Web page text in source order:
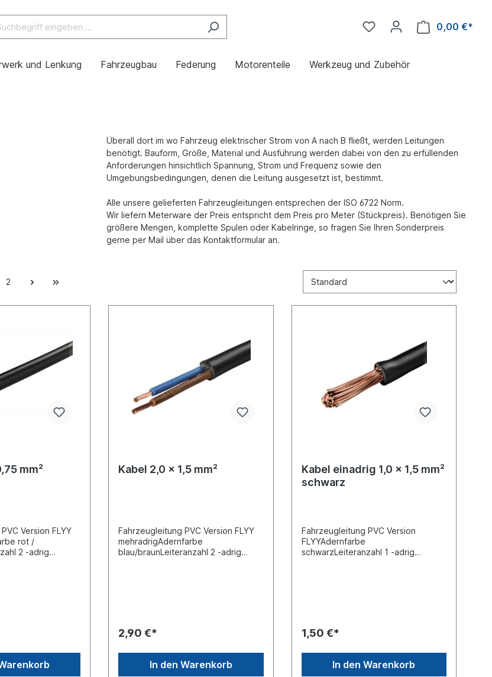
0,00 €*
und Lenkung Fahrzeugbau Federung Motorenteile Werkzeug und Zubehör
Überall dort im wo Fahrzeug elektrischer Strom von A nach B fließt, werden Leitungen
benötigt. Bauform, Größe, Material und Ausführung werden dabei von den zu erfüllenden
Anforderungen hinsichtlich Spannung, Strom und Frequenz sowie den
Umgebungsbedingungen, denen die Leitung ausgesetzt ist, bestimmt.
Alle unsere gelieferten Fahrzeugleitungen entsprechen der ISO 6722 Norm.
Wir liefern Meterware der Preis entspricht dem Preis pro Meter (Stückpreis). Benötigen Sie
größere Mengen, komplette Spulen oder Kabelringe, so fragen Sie Ihren Sonderpreis
gerne per Mail über das Kontaktformular an.
2
mm²
Version FLYY
rot /
2 -adrig
Kabel 2,0 x 1,5 mm²
Fahrzeugleitung PVC Version FLYY
mehradrigAdernfarbe
blau/braunLeiteranzahl 2 -adrig
2,90 €*
In den Warenkorb
Kabel einadrig 1,0 x 1,5 mm²
schwarz
Fahrzeugleitung PVC Version
FLYYAdernfarbe
schwarzLeiteranzahl 1 -adrig
1,50 €*
In den Warenkorb